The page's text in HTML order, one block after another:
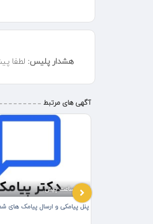
هشدار پلیس: لطفا
آگهی های مرتبط
2 ساعت پیش
پنل پیامکی و ارسال پیامک های